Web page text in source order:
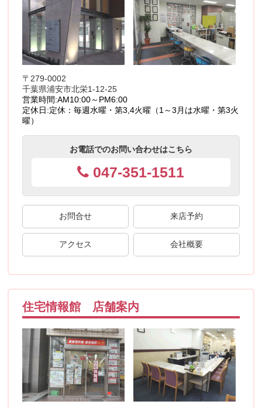
〒279-0002
千葉県浦安市北栄1-12-25
営業時間:AM10:00～PM6:00
定休日:定休：毎週水曜・第3,4火曜（1～3月は水曜・第3火
曜）
お電話でのお問い合わせはこちら
047-351-1511
お問合せ 来店予約
アクセス 会社概要
住宅情報館 店舗案内